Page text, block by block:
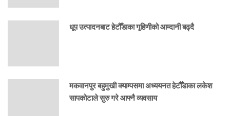
धूप उत्पादनबाट हेटौँडाका गृहिणीको आम्दानी बढ्दै
मकवानपुर बहुमुखी क्याम्पसमा अध्ययनत हेटौँडाका लकेश
सापकोटाले सुरु गरे आफ्नै व्यवसाय